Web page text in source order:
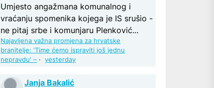
Umjesto angažmana komunalnog i
vraćanju spomenika kojega je IS srušio -
ne pitaj srbe i komunjaru Plenković...
Najavljena važna promjena za hrvatske
branitelje: 'Time ćemo ispraviti još jednu
nepravdu' – ·yesterday
Janja Bakalić